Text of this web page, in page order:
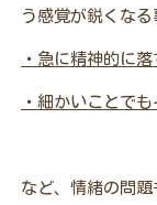
う感覚が鋭くなる
・急に精神的に
・細かいことで
など、情緒の問題